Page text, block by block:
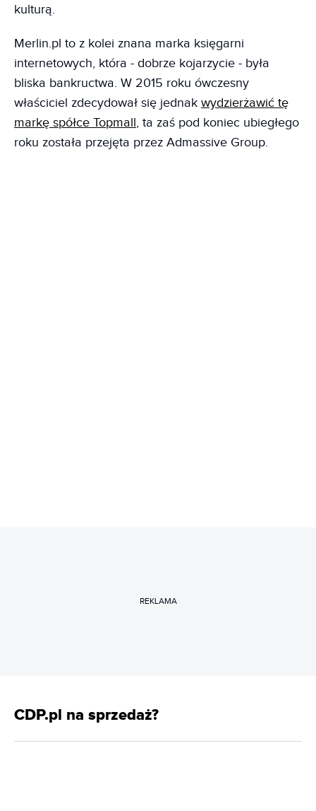
kulturą.
Merlin.pl to z kolei znana marka księgarni
internetowych, która - dobrze kojarzycie - była
bliska bankructwa. W 2015 roku ówczesny
właściciel zdecydował się jednak wydzierżawić tę
markę spółce Topmall, ta zaś pod koniec ubiegłego
roku została przejęta przez Admassive Group.
REKLAMA
CDP.pl na sprzedaż?